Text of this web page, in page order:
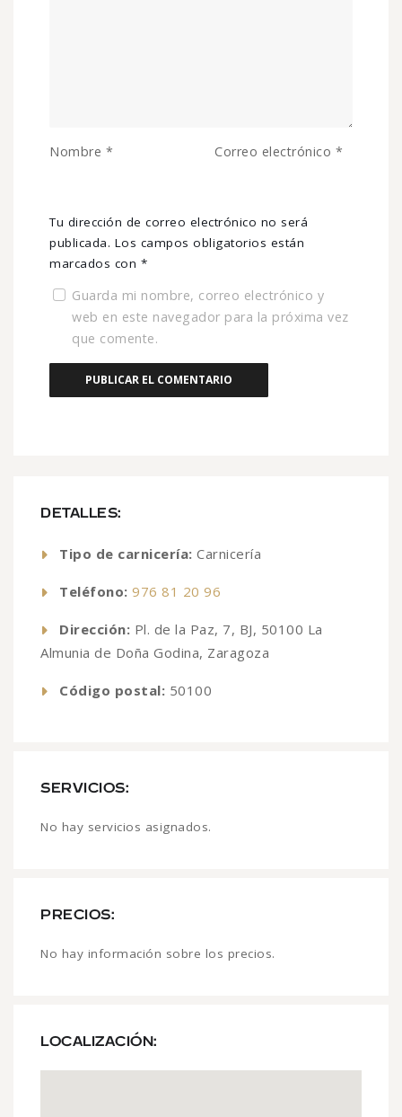
DETALLES:
Tipo de carnicería: Carnicería
Teléfono: 976 81 20 96
Dirección: Pl. de la Paz, 7, BJ, 50100 La
Almunia de Doña Godina, Zaragoza
Código postal: 50100
SERVICIOS:
No hay servicios asignados.
PRECIOS:
No hay información sobre los precios.
LOCALIZACIÓN:
Tu dirección de correo electrónico no será
publicada. Los campos obligatorios están
marcados con *
Nombre * Correo electrónico *
Guarda mi nombre, correo electrónico y
web en este navegador para la próxima vez
que comente.